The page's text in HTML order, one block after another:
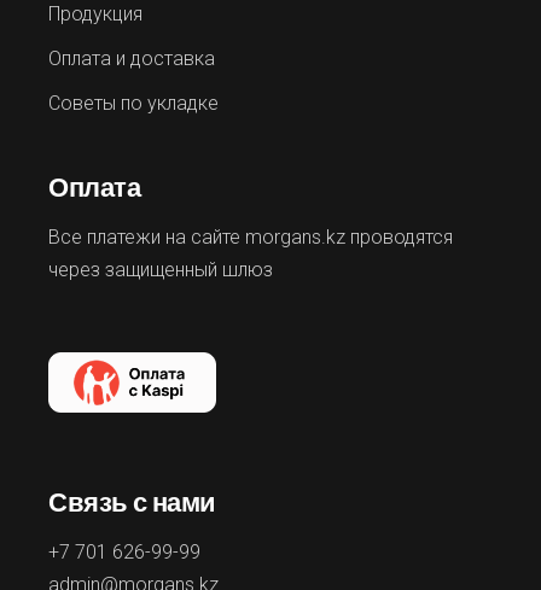
Продукция
Оплата и доставка
Советы по укладке
Оплата
Все платежи на сайте morgans.kz проводятся
через защищенный шлюз
Связь с нами
+7 701 626-99-99
admin@morgans.kz